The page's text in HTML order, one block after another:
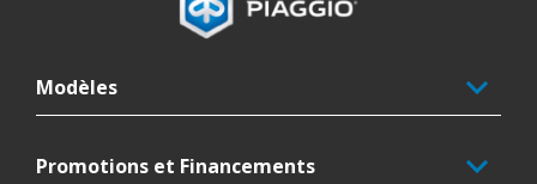
Modèles
Promotions et Financements